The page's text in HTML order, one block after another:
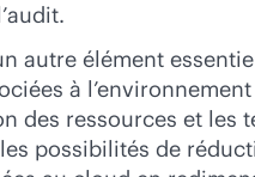
autre élément
à
des ressources et les
possibilités de